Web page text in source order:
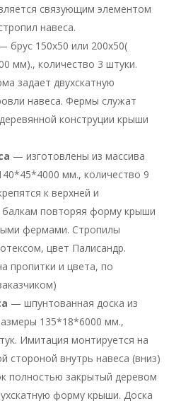
связующим элементом
навеса.
брус 150х50 или 200х50(
мм)., количество 3 штуки.
задает двухскатную
навеса. Фермы служат
конструции крыши
— изготовлены из массива
мм., количество 9
к верхней и
повторяя форму крыши
фермами. Стропилы
цвет Палисандр.
пропитки и цвета, по
— шпунтованная доска из
135*18*6000 мм.,
Имитация монтируется на
стороной внутрь навеса (вниз)
полностью закрытый деревом
форму крыши. Доска